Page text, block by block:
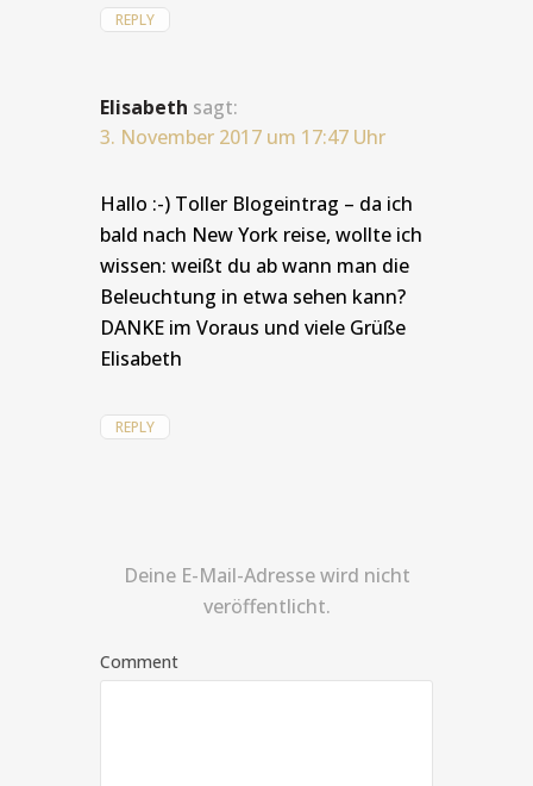
REPLY
Elisabeth sagt:
3. November 2017 um 17:47 Uhr
Hallo :-) Toller Blogeintrag – da ich
bald nach New York reise, wollte ich
wissen: weißt du ab wann man die
Beleuchtung in etwa sehen kann?
DANKE im Voraus und viele Grüße
Elisabeth
REPLY
Deine E-Mail-Adresse wird nicht
veröffentlicht.
Comment